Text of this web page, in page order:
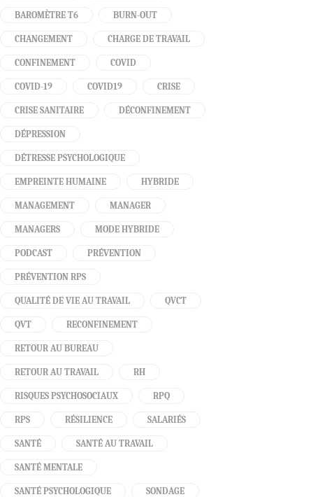
BAROMÈTRE T6 BURN-OUT
CHANGEMENT CHARGE DE TRAVAIL
CONFINEMENT COVID
COVID-19 COVID19 CRISE
CRISE SANITAIRE DÉCONFINEMENT
DÉPRESSION
DÉTRESSE PSYCHOLOGIQUE
EMPREINTE HUMAINE HYBRIDE
MANAGEMENT MANAGER
MANAGERS MODE HYBRIDE
PODCAST PRÉVENTION
PRÉVENTION RPS
QUALITÉ DE VIE AU TRAVAIL QVCT
QVT RECONFINEMENT
RETOUR AU BUREAU
RETOUR AU TRAVAIL RH
RISQUES PSYCHOSOCIAUX RPQ
RPS RÉSILIENCE SALARIÉS
SANTÉ SANTÉ AU TRAVAIL
SANTÉ MENTALE
SANTÉ PSYCHOLOGIQUE SONDAGE